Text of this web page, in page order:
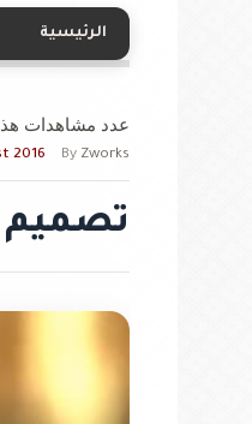
الرئيسية
عدد مشاهدات هذا
2016 By Zworks
تصميم